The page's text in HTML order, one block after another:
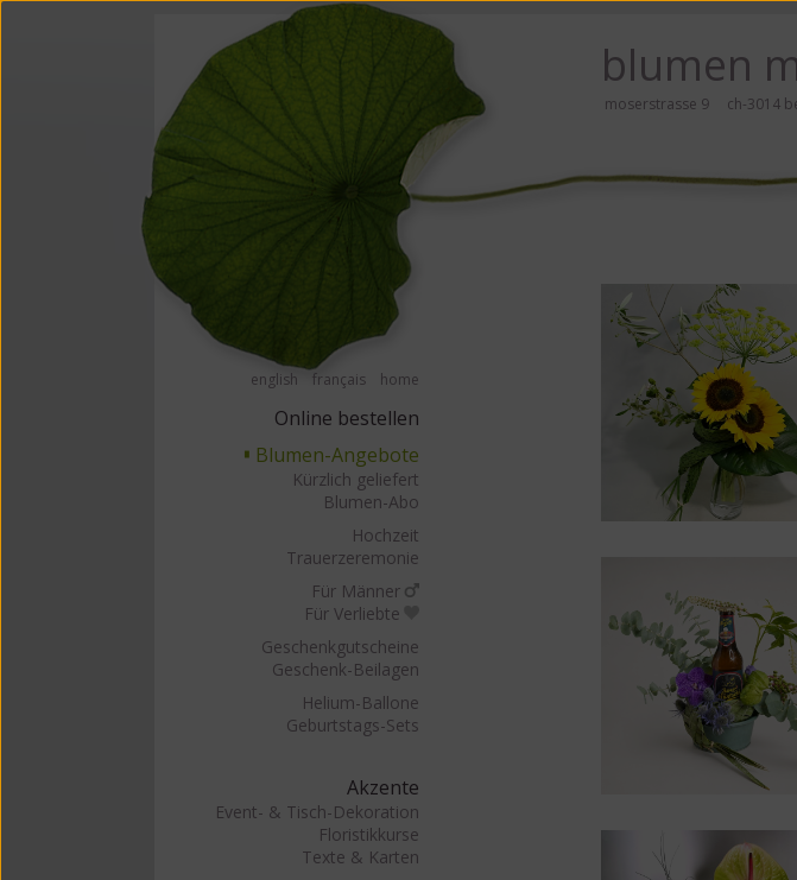
Barrierefrei Blumen bestellen mit Screenreader oder Brailliezeile, bitte hier klicken!
english français home
Online bestellen
▘ Blumen-Angebote
Kürzlich geliefert
Blumen-Abo
Hochzeit
Trauerzeremonie
Für Männer
Für Verliebte
Geschenkgutscheine
Geschenk-Beilagen
Helium-Ballone
Geburtstags-Sets
Akzente
Event- & Tisch-Dekoration
Floristikkurse
Texte & Karten
blumen
moserstrasse 9 ch-3014